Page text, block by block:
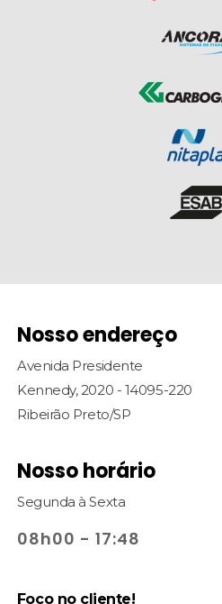
Nosso endereço
Avenida Presidente
Kennedy, 2020 - 14095-220
Ribeirão Preto/SP
Nosso horário
Segunda à Sexta
08h00 - 17:48
Foco no cliente!